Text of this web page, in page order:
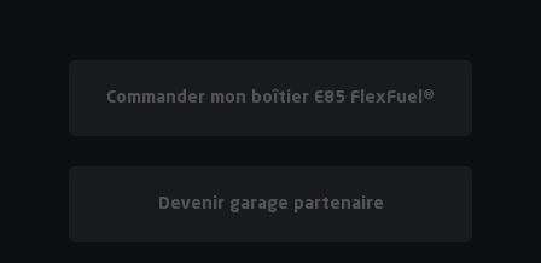
Commander mon boîtier E85 FlexFuel®
Devenir garage partenaire